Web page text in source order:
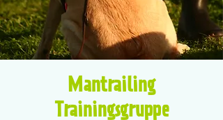
Mantrailing
Trainingsgruppe